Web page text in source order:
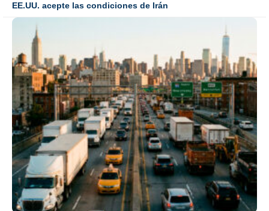
EE.UU. acepte las condiciones de Irán